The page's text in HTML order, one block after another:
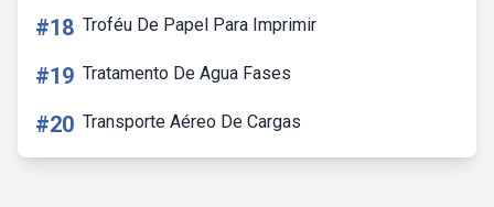
#18 Troféu De Papel Para Imprimir
#19 Tratamento De Agua Fases
#20 Transporte Aéreo De Cargas